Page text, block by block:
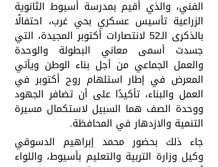
الفني، والذي أقيم بمدرسة أسيوط الثانوية
الزراعية تأسيس عسكري بحي غرب، احتفالًا
بالذكرى الـ52 لانتصارات أكتوبر المجيدة، التي
جسدت أسمى معاني البطولة والوحدة
والعمل الجماعي من أجل بناء الوطن ويأتي
المعرض في إطار استلهام روح أكتوبر في
العمل والبناء، تأكيدًا على أن تضافر الجهود
ووحدة الصف هما السبيل لاستكمال مسيرة
التنمية والازدهار في المحافظة.
جاء ذلك بحضور محمد إبراهيم الدسوقي
وكيل وزارة التربية والتعليم بأسيوط، واللواء